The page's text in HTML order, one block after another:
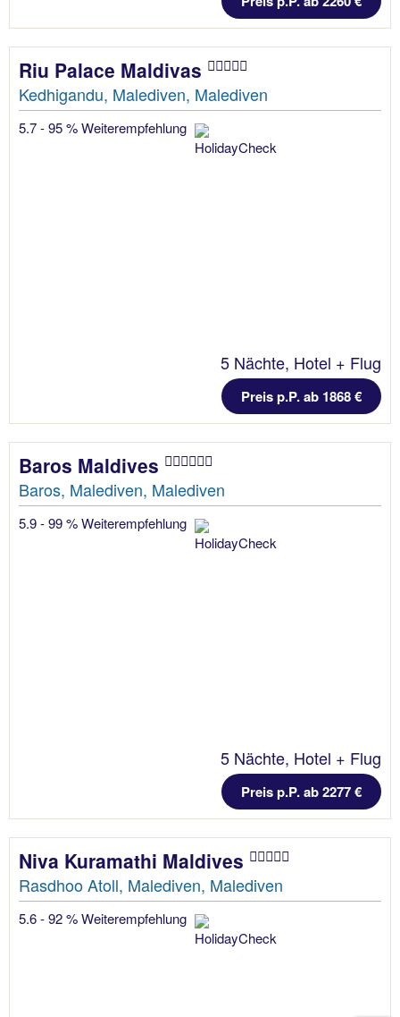
Riu Palace Maldivas
Kedhigandu, Malediven, Malediven
5.7 - 95 % Weiterempfehlung
5 Nächte, Hotel + Flug
Preis p.P. ab 1868 €
Baros Maldives
Baros, Malediven, Malediven
5.9 - 99 % Weiterempfehlung
5 Nächte, Hotel + Flug
Preis p.P. ab 2277 €
Niva Kuramathi Maldives
Rasdhoo Atoll, Malediven, Malediven
5.6 - 92 % Weiterempfehlung